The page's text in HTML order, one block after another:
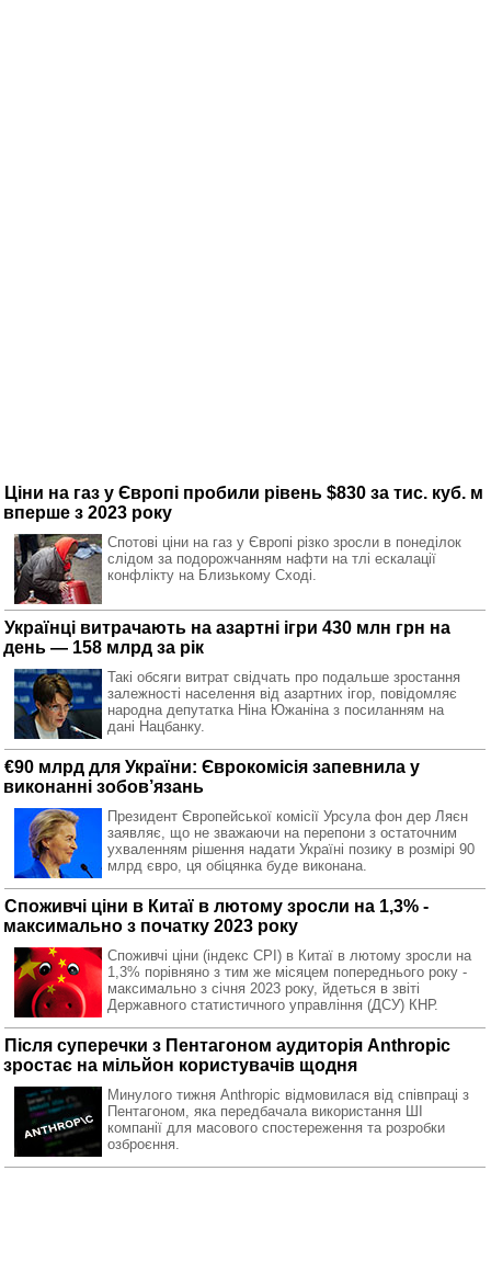
Ціни на газ у Європі пробили рівень $830 за тис. куб. м
вперше з 2023 року
Спотові ціни на газ у Європі різко зросли в понеділок
слідом за подорожчанням нафти на тлі ескалації
конфлікту на Близькому Сході.
Українці витрачають на азартні ігри 430 млн грн на
день — 158 млрд за рік
Такі обсяги витрат свідчать про подальше зростання
залежності населення від азартних ігор, повідомляє
народна депутатка Ніна Южаніна з посиланням на
дані Нацбанку.
€90 млрд для України: Єврокомісія запевнила у
виконанні зобов’язань
Президент Європейської комісії Урсула фон дер Ляєн
заявляє, що не зважаючи на перепони з остаточним
ухваленням рішення надати Україні позику в розмірі 90
млрд євро, ця обіцянка буде виконана.
Споживчі ціни в Китаї в лютому зросли на 1,3% -
максимально з початку 2023 року
Споживчі ціни (індекс CPI) в Китаї в лютому зросли на
1,3% порівняно з тим же місяцем попереднього року -
максимально з січня 2023 року, йдеться в звіті
Державного статистичного управління (ДСУ) КНР.
Після суперечки з Пентагоном аудиторія Anthropic
зростає на мільйон користувачів щодня
Минулого тижня Anthropic відмовилася від співпраці з
Пентагоном, яка передбачала використання ШІ
компанії для масового спостереження та розробки
озброєння.